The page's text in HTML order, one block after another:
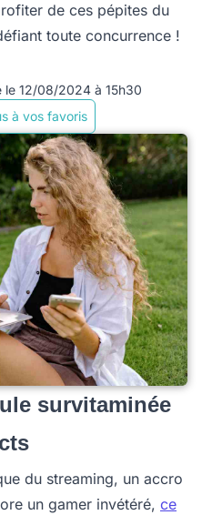
de ces pépites du
toute concurrence !
le 12/08/2024 à 15h30
à vos favoris
survitaminée
du streaming, un accro
un gamer invétéré, ce